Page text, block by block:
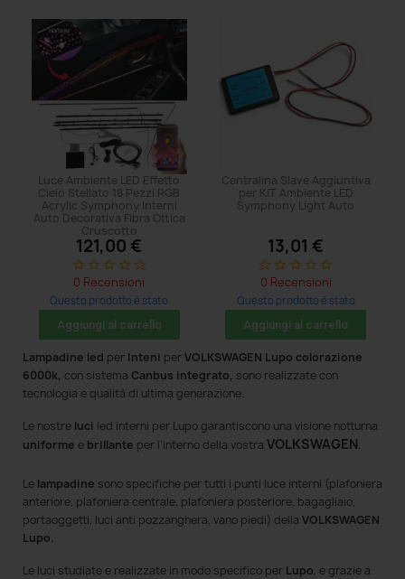
Luce Ambiente LED Effetto
Cielo Stellato 18 Pezzi RGB
Acrylic Symphony Interni
Auto Decorativa Fibra Ottica
Cruscotto
121,00 €
star_border star_border star_border star_border star_border
0 Recensioni
Questo prodotto è stato
acquistato: 5 volte
Aggiungi al carrello
Centralina Slave Aggiuntiva
per KiT Ambiente LED
Symphony Light Auto
13,01 €
star_border star_border star_border star_border star_border
0 Recensioni
Questo prodotto è stato
acquistato: 5 volte
Aggiungi al carrello
Lampadine led per Inteni perVOLKSWAGEN Lupo colorazione
6000k, con sistema Canbus integrato, sono realizzate con
tecnologia e qualità di ultima generazione.
Le nostre luci led interni per Lupo garantiscono una visione notturna
uniforme e brillante per l'interno della vostra VOLKSWAGEN.
Le lampadine sono specifiche per tutti i punti luce interni (plafoniera
anteriore, plafoniera centrale, plafoniera posteriore, bagagliaio,
portaoggetti, luci anti pozzanghera, vano piedi) della VOLKSWAGEN
Lupo.
Le luci studiate e realizzate in modo specifico per Lupo, e grazie a